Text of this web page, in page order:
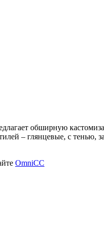
обширную
– глянцевые, с тенью,
OmniCC